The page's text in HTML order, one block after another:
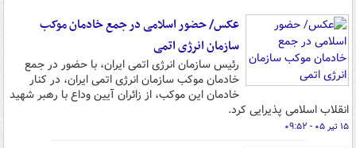
عکس/ حضور اسلامی در جمع خادمان موکب
سازمان انرژی اتمی
رئیس سازمان انرژی اتمی ایران، با حضور در جمع
خادمان موکب سازمان انرژی اتمی ایران، در کنار
خادمان این موکب، از زائران آیین وداع با رهبر شهید
انقلاب اسلامی پذیرایی کرد.
۱۵ تیر ۰۵ - ۰۹:۵۲